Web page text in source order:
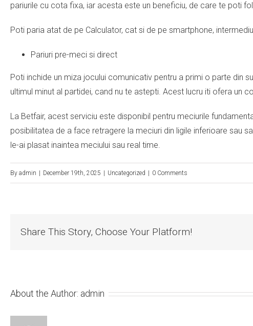
pariurile cu cota fixa, iar acesta este un beneficiu, de care te poti
Poti paria atat de pe Calculator, cat si de pe smartphone,
Pariuri pre-meci si direct
Poti inchide un miza jocului comunicativ pentru a primi o parte din
ultimul minut al partidei, cand nu te astepti. Acest lucru iti ofera un
La Betfair, acest serviciu este disponibil pentru meciurile
posibilitatea de a face retragere la meciuri din ligile inferioare sau
le-ai plasat inaintea meciului sau real time.
By admin December 19th, 2025 Uncategorized 0 Comments
Share This Story, Choose Your Platform!
About the Author: admin